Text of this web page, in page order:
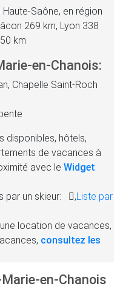
Saône, en région
269 km, Lyon 338
km
en-Chanois:
Chapelle Saint-Roch
disponibles, hôtels,
de vacances à
avec le Widget
par un skieur:
,Liste par
location de vacances,
consultez les
en-Chanois